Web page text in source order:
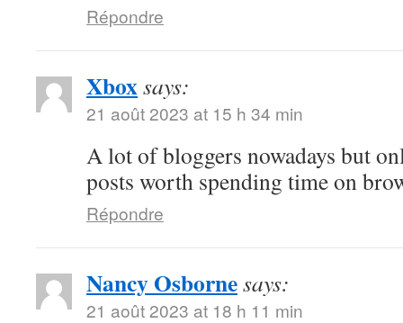
Répondre
Xboxsays:
21 août 2023 at 15 h 34 min
A lot of bloggers nowadays but
posts worth spending time on
Répondre
Nancy Osbornesays:
21 août 2023 at 18 h 11 min